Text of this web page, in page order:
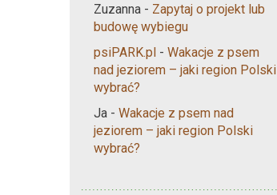
Zuzanna - Zapytaj o projekt lub
budowę wybiegu
psiPARK.pl - Wakacje z psem
nad jeziorem – jaki region Polski
wybrać?
Ja - Wakacje z psem nad
jeziorem – jaki region Polski
wybrać?